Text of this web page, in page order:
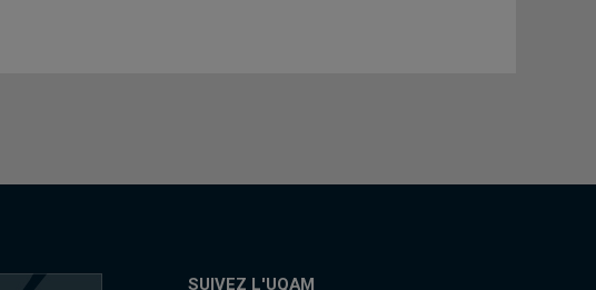
SUIVEZ L'UQAM